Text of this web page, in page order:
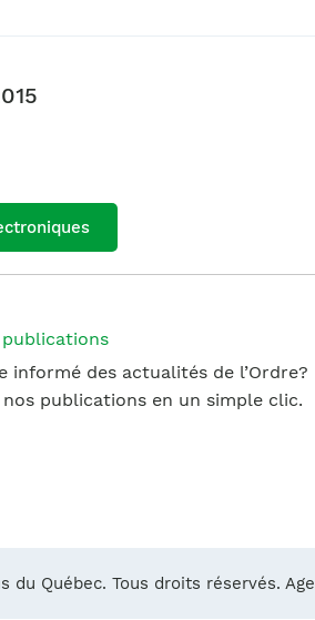
publications
informé des actualités de l’Ordre?
publications en un simple clic.
du Québec. Tous droits réservés.